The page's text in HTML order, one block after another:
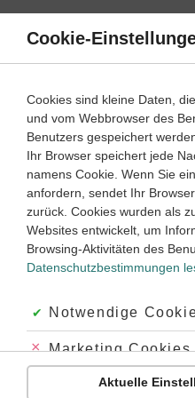
Direkt
Inhalt
Latein 1. Lernjahr ‐ Abitur
Silbe
Über das Wort „Silbe“
Genus, Betonung:die Silbe
Herkunft:von lat.syllaba
syllabḗ
Cookie-
Cookies sind kleine Daten,
und vom Webbrowser des
Benutzers gespeichert
Ihr Browser speichert jede
namens Cookie. Wenn Sie
anfordern, sendet Ihr
zurück. Cookies wurden als
Websites entwickelt, um
Browsing-Aktivitäten des
Datenschutzbestimmungen
Akzeptiert:
Notwendige
Abgelehnt:
Marketing Cookies
Abgelehnt:
Aktuelle